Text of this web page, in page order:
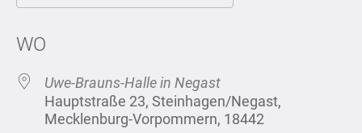
WO
Uwe-Brauns-Halle in Negast
Hauptstraße 23, Steinhagen/Negast,
Mecklenburg-Vorpommern, 18442